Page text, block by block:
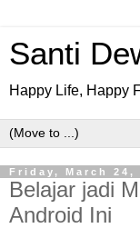
Santi
Happy Life, Happy
Friday, March 24,
Belajar jadi
Android Ini